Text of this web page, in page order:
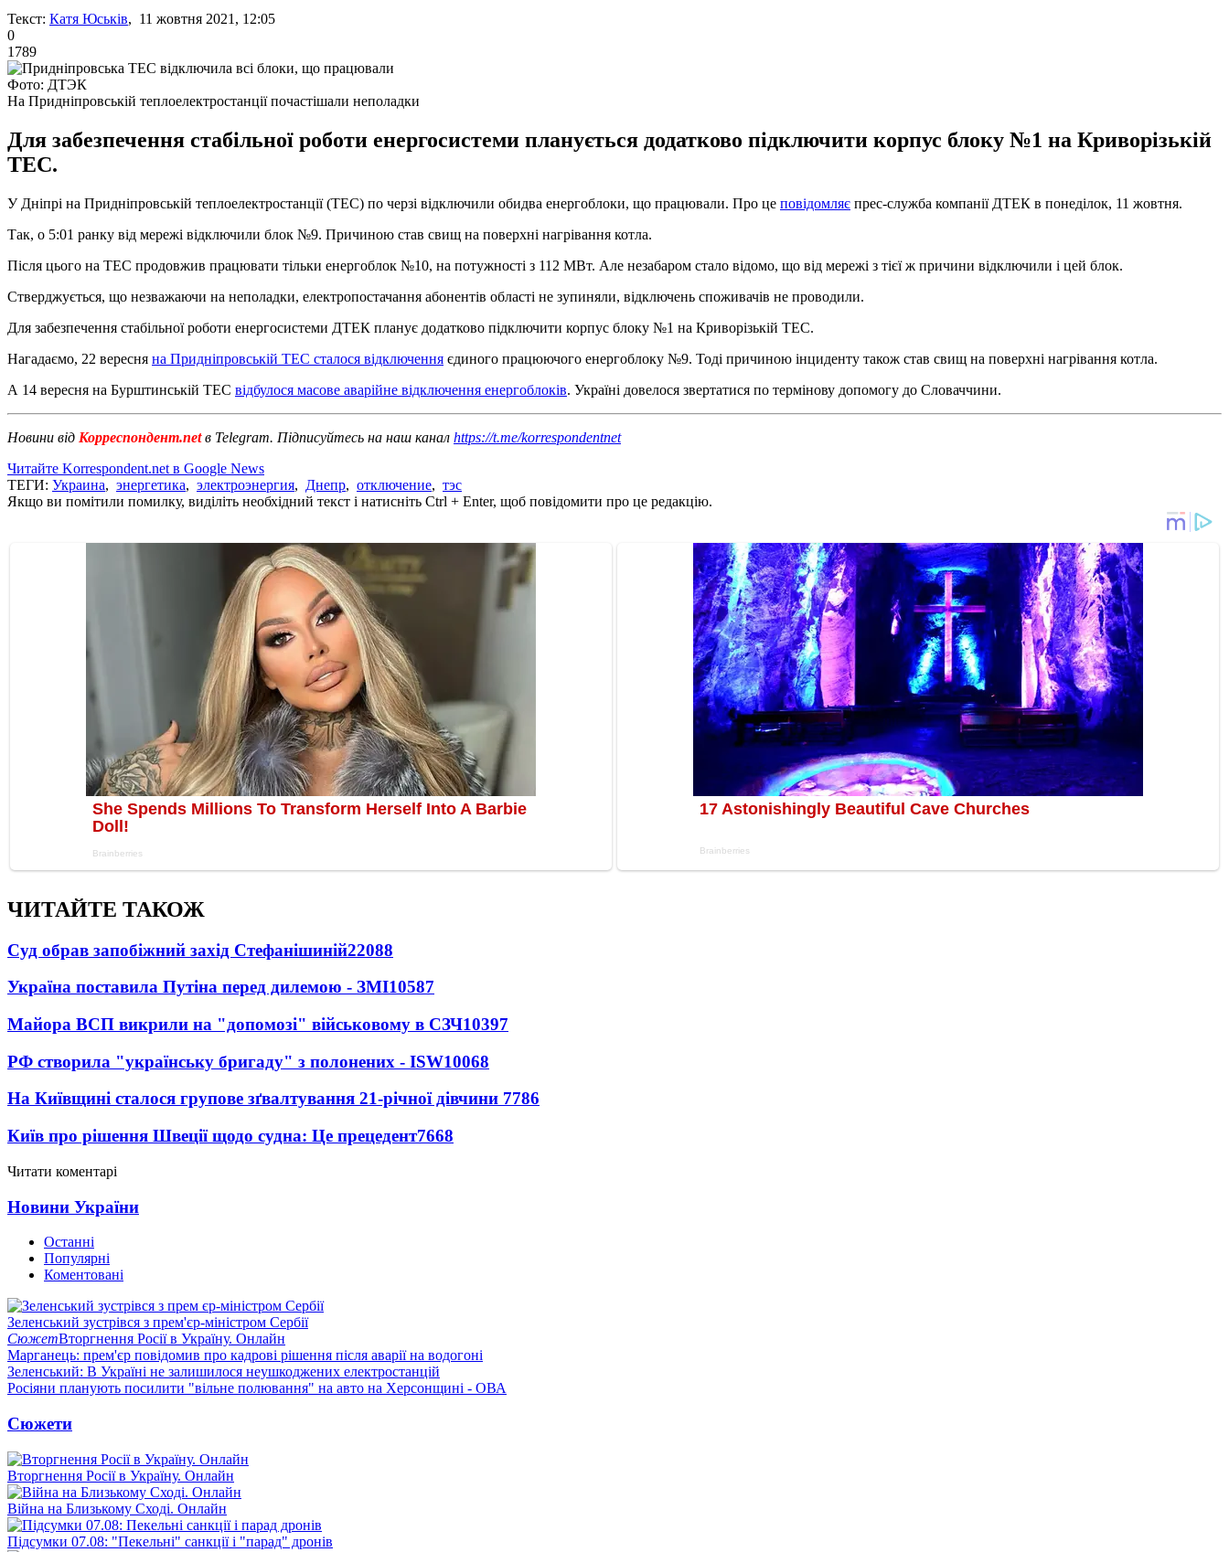
Текст: Катя Юськів, 11 жовтня 2021, 12:05
0
1789
Фото: ДТЭК
На Придніпровській теплоелектростанції почастішали неполадки
Для забезпечення стабільної роботи енергосистеми планується додатково підключити корпус блоку №1 на Криворізькій
ТЕС.
У Дніпрі на Придніпровській теплоелектростанції (ТЕС) по черзі відключили обидва енергоблоки, що працювали. Про це повідомляє прес-служба компанії ДТЕК в понеділок, 11 жовтня.
Так, о 5:01 ранку від мережі відключили блок №9. Причиною став свищ на поверхні нагрівання котла.
Після цього на ТЕС продовжив працювати тільки енергоблок №10, на потужності з 112 МВт. Але незабаром стало відомо, що від мережі з тієї ж причини відключили і цей блок.
Стверджується, що незважаючи на неполадки, електропостачання абонентів області не зупиняли, відключень споживачів не проводили.
Для забезпечення стабільної роботи енергосистеми ДТЕК планує додатково підключити корпус блоку №1 на Криворізькій ТЕС.
Нагадаємо, 22 вересня на Придніпровській ТЕС сталося відключення єдиного працюючого енергоблоку №9. Тоді причиною інциденту також став свищ на поверхні нагрівання котла.
А 14 вересня на Бурштинській ТЕС відбулося масове аварійне відключення енергоблоків. Україні довелося звертатися по термінову допомогу до Словаччини.
Новини від Корреспондент.netв Telegram. Підписуйтесь на наш канал https://t.me/korrespondentnet
Читайте Korrespondent.net в Google News
ТЕГИ: Украина, энергетика, электроэнергия, Днепр, отключение, тэс
Якщо ви помітили помилку, виділіть необхідний текст і натисніть Ctrl + Enter, щоб повідомити про це редакцію.
ЧИТАЙТЕ ТАКОЖ
Суд обрав запобіжний захід Стефанішиній22088
Україна поставила Путіна перед дилемою - ЗМІ10587
Майора ВСП викрили на "допомозі" військовому в СЗЧ10397
РФ створила "українську бригаду" з полонених - ISW10068
На Київщині сталося групове зґвалтування 21-річної дівчини 7786
Київ про рішення Швеції щодо судна: Це прецедент7668
Читати коментарі
Новини України
Останні
Популярні
Коментовані
Зеленський зустрівся з прем'єр-міністром Сербії
СюжетВторгнення Росії в Україну. Онлайн
Марганець: прем'єр повідомив про кадрові рішення після аварії на водогоні
Зеленський: В Україні не залишилося неушкоджених електростанцій
Росіяни планують посилити "вільне полювання" на авто на Херсонщині - ОВА
Сюжети
Вторгнення Росії в Україну. Онлайн
Війна на Близькому Сході. Онлайн
Підсумки 07.08: "Пекельні" санкції і "парад" дронів